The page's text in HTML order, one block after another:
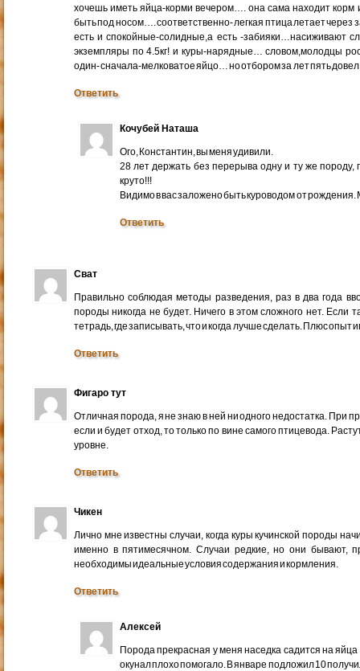
хочешь иметь яйца-корми вечером…. она сама находит
быть под носом…. соответственно- легкая птица летает
есть и спокойные-солидные,а есть -забияки…насиживают
экземпляры по 4.5кг! и куры-нарядные… словом,молодцы
один- сначала-мелковатое яйцо… но отбором за лет пять
Ответить
Кочубей Наташа
Ого, Константин, вы меня удивили.
28 лет держать без перерыва одну и ту же
круто!!!
Видимо в вас заложено быть куроводом от рождения.
Ответить
Сват
Правильно соблюдая методы разведения, раз в два года
породы никогда не будет. Ничего в этом сложного нет. Если
тетрадь, где записывать, что и когда лучше сделать. Плюс опыт
Ответить
Фигаро тут
Отличная порода, я не знаю в ней ни одного недостатка. При
если и будет отход, то только по вине самого птицевода.
уровне.
Ответить
Чикен
Лично мне известны случаи, когда куры кучинской породы
именно в пятимесячном. Случаи редкие, но они бывают,
необходимы идеальные условия содержания и кормления.
Ответить
Алексей
Порода прекрасная у меня наседка садится на
окунал плохо помогало. В январе подложил 10